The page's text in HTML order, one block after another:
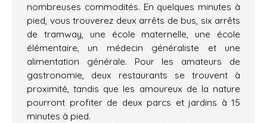
nombreuses commodités. En quelques minutes à
pied, vous trouverez deux arrêts de bus, six arrêts
de tramway, une école maternelle, une école
élémentaire, un médecin généraliste et une
alimentation générale. Pour les amateurs de
gastronomie, deux restaurants se trouvent à
proximité, tandis que les amoureux de la nature
pourront profiter de deux parcs et jardins à 15
minutes à pied.